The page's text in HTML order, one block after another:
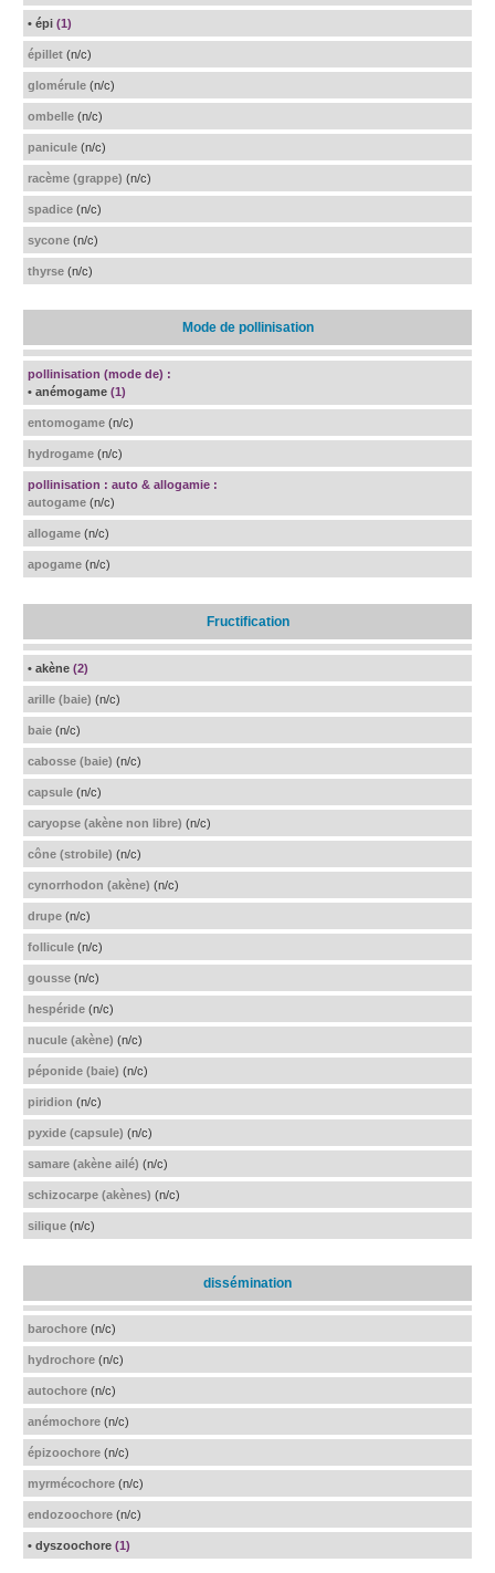
• épi (1)
épillet (n/c)
glomérule (n/c)
ombelle (n/c)
panicule (n/c)
racème (grappe) (n/c)
spadice (n/c)
sycone (n/c)
thyrse (n/c)
Mode de pollinisation
pollinisation (mode de) :
• anémogame (1)
entomogame (n/c)
hydrogame (n/c)
pollinisation : auto & allogamie :
autogame (n/c)
allogame (n/c)
apogame (n/c)
Fructification
• akène (2)
arille (baie) (n/c)
baie (n/c)
cabosse (baie) (n/c)
capsule (n/c)
caryopse (akène non libre) (n/c)
cône (strobile) (n/c)
cynorrhodon (akène) (n/c)
drupe (n/c)
follicule (n/c)
gousse (n/c)
hespéride (n/c)
nucule (akène) (n/c)
péponide (baie) (n/c)
piridion (n/c)
pyxide (capsule) (n/c)
samare (akène ailé) (n/c)
schizocarpe (akènes) (n/c)
silique (n/c)
dissémination
barochore (n/c)
hydrochore (n/c)
autochore (n/c)
anémochore (n/c)
épizoochore (n/c)
myrmécochore (n/c)
endozoochore (n/c)
• dyszoochore (1)